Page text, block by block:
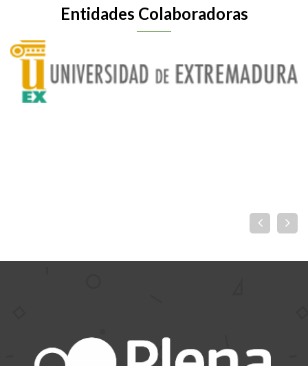
Entidades Colaboradoras